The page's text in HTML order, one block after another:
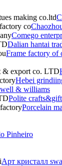
Comego
Dalian hantai
Frame factory of
Hebei
& williams
Polite
Porcelain
Pinheiro
Арт кристалл